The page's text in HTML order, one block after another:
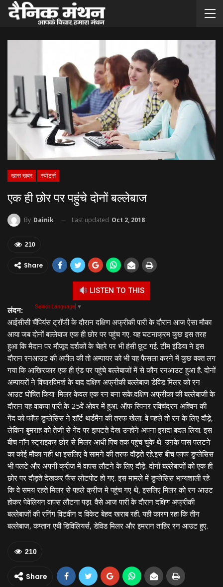
खास खबर स्पोर्ट्स
एक ही छोर पर पहुंचे दोनों बल्‍लेबाज
By Dainik Last updated Oct 2, 2018
210
Share
LISTEN TO THIS
Select Language ▼
लंदन:
आईसीसी चैंपियंस ट्रॉफी के दौरान दक्षिण अफ्रीकी पारी के दौरान आज ऐसा मौका
आया जब दोनों बल्‍लेबाज एक ही छोर पर पहुंच गए. यह घटनाक्रम कुछ इस तरह
हुआ कि मैदान पर मौजूद दर्शकों के चेहरे पर भी हंसी छूट गई. टीम इंडिया ने इस
दौरान रनआउट की अपील की तो अम्‍पायर को भी यह फैसला करने में कुछ वक्‍त लग
गया कि आखिरकार एक ही एंड पर पहुंचे बल्‍लेबाजों में से कौन रनआउट हुआ है. दोनों
अम्‍पायरों ने विचारविमर्श के बाद दक्षिण अफ्रीकी बल्‍लेबाज डेविड मिलर को रन
आउट घोषित किया. मिलर केवल एक रन बना सके.दक्षिण अफ्रीका की बल्‍लेबाजी के
दौरान यह वाकया पारी के 25वें ओवर में हुआ. ऑफ स्पिनर रविचंद्रन अश्विन की
गेंद को फॉफ डुप्लेसिस ने शॉर्ट थर्डमैन की तरफ खेला. वे पहले तो रन के लिए दौड़े,
लेकिन बुमराह को तेजी से गेंद पर झपटते देख उन्होंने अपना इरादा बदल लिया. इस
बीच नॉन स्ट्राइकर छोर से मिलर आधी पिच तक पहुंच चुके थे. उनके पास पलटने
का कोई मौका नहीं था इसलिए वे सामने की तरफ दौड़ते रहे.इस बीच फाफ डुप्लेसिस
भी पलटे और अपनी क्रीज में वापस लौटने के लिए दौड़े. दोनों बल्लेबाजों को एक ही
छोर पर दौड़ते देखकर फैंस लोटपोट हो गए. इस मामले में डुप्लेसिस भाग्यशाली रहे
कि वे समय रहते मिलर से पहले क्रीज मे पहुंच गए थे, इसलिए मिलर को रन आउट
होकर पेवेलियन वापस लौटना पड़ा. वैसे आज पारी के दौरान दक्षिण अफ्रीकी
बल्‍लेबाजों की रनिंग विटवीन द विकेट बेहद खराब रही. यही कारण रहा कि तीन
बल्‍लेबाज, कप्‍तान एबी डिविलियर्स, डेविड मिलर और इमरान ताहिर रन आउट हुए.
210
Share